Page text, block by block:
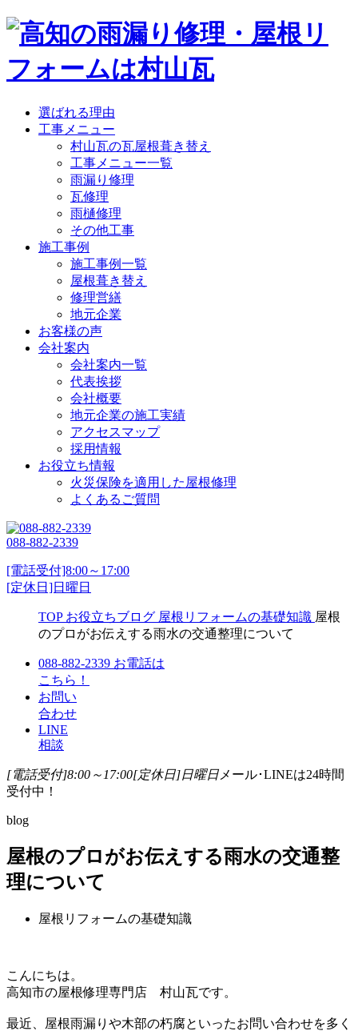
選ばれる理由
工事メニュー
村山瓦の瓦屋根葺き替え
工事メニュー一覧
雨漏り修理
瓦修理
雨樋修理
その他工事
施工事例
施工事例一覧
屋根葺き替え
修理営繕
地元企業
お客様の声
会社案内
会社案内一覧
代表挨拶
会社概要
地元企業の施工実績
アクセスマップ
採用情報
お役立ち情報
火災保険を適用した屋根修理
よくあるご質問
088-882-2339
[電話受付]8:00～17:00
[定休日]日曜日
TOP お役立ちブログ 屋根リフォームの基礎知識 屋根
のプロがお伝えする雨水の交通整理について
088-882-2339 お電話は
こちら！
お問い
合わせ
LINE
相談
[電話受付]8:00～17:00[定休日]日曜日 メール･LINEは24時間
受付中！
blog
屋根のプロがお伝えする雨水の交通整
理について
屋根リフォームの基礎知識
こんにちは。
高知市の屋根修理専門店 村山瓦です。
最近、屋根雨漏りや木部の朽腐といったお問い合わせを多く